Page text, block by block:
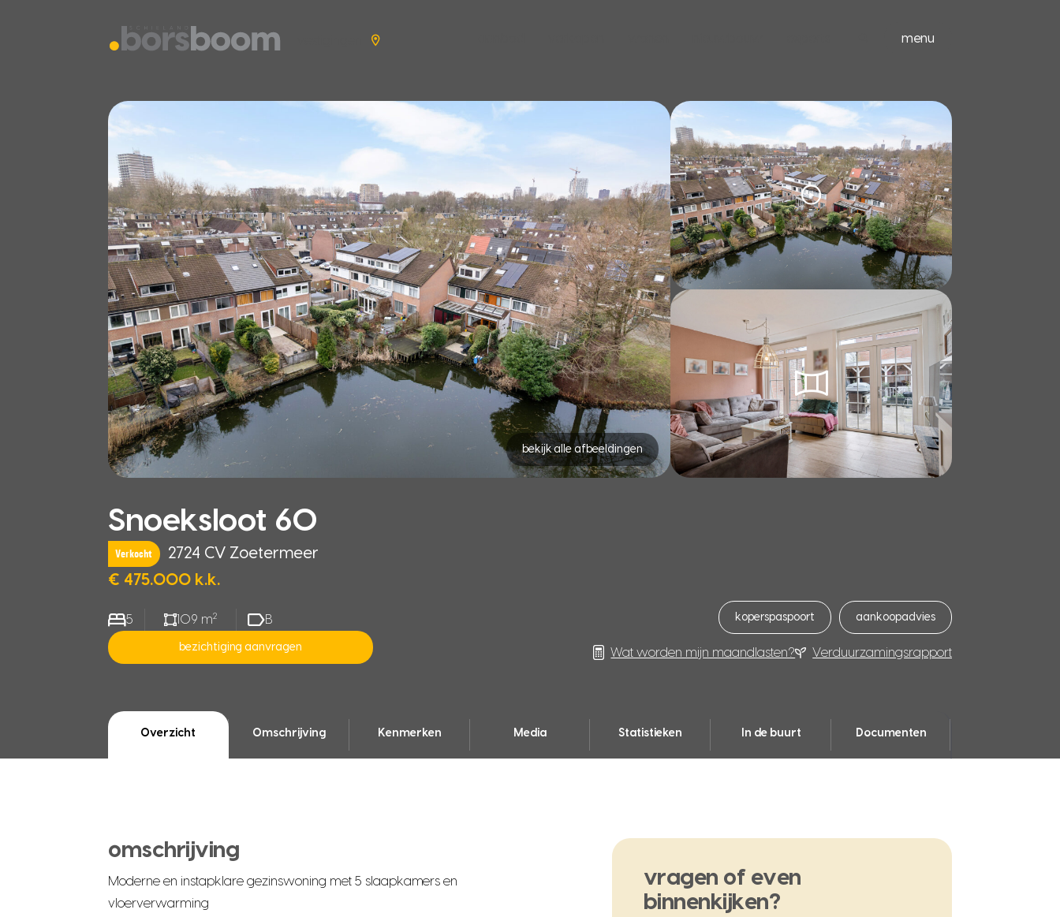
menu
bekijk alle afbeeldingen
Snoeksloot 60
Verkocht
2724 CV Zoetermeer
€ 475.000 k.k.
5 109 m2 B
bezichtiging aanvragen
koperspaspoort aankoopadvies
Wat worden mijn maandlasten? Verduurzamingsrapport
Overzicht Omschrijving Kenmerken Media Statistieken In de buurt Documenten
omschrijving
Moderne en instapklare gezinswoning met 5 slaapkamers en
vloerverwarming
vragen of even
binnenkijken?